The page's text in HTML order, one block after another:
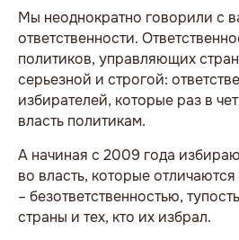
Мы неоднократно говорили с
ответственности.
политиков, управляющих
серьезной и строгой:
избирателей, которые раз в
власть политикам.
А начиная с 2009 года
во власть, которые
– безответственностью,
страны и тех, кто их избрал.